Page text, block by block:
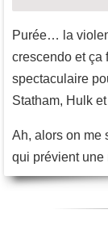
Purée… la
crescendo et ça
spectaculaire
Statham, Hulk
Ah, alors on me
qui prévient une